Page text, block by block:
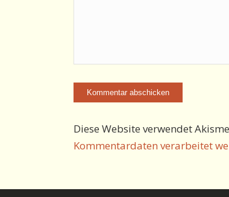
Diese Website verwendet
Kommentardaten verarbeitet